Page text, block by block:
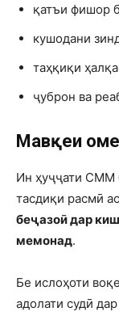
қатъи фишор
кушодани
таҳқиқи
ҷуброн ва
Мавқеи
Ин ҳуҷҷати СММ
тасдиқи расмӣ
беҷазоӣ дар
мемонад.
Бе ислоҳоти
адолати судӣ